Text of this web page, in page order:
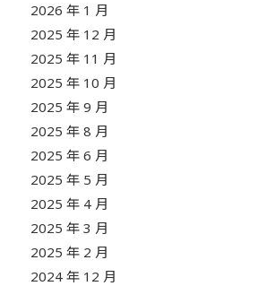
2026 年 1 月
2025 年 12 月
2025 年 11 月
2025 年 10 月
2025 年 9 月
2025 年 8 月
2025 年 6 月
2025 年 5 月
2025 年 4 月
2025 年 3 月
2025 年 2 月
2024 年 12 月